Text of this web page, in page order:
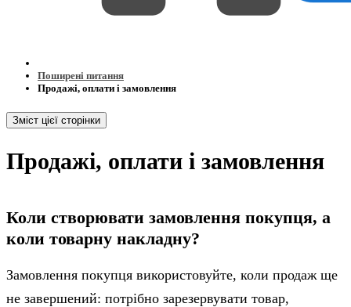
Поширені питання
Продажі, оплати і замовлення
Зміст цієї сторінки
Продажі, оплати і замовлення
Коли створювати замовлення покупця, а
коли товарну накладну?
Замовлення покупця використовуйте, коли продаж ще
не завершений: потрібно зарезервувати товар,